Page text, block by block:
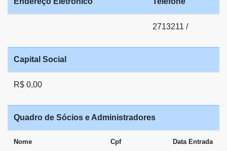
2713211 /
Capital Social
R$ 0,00
Quadro de Sócios e Administradores
Nome Cpf Data Entrada